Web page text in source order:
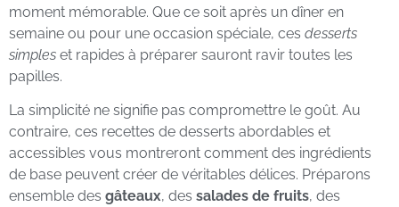
moment mémorable. Que ce soit après un dîner en
semaine ou pour une occasion spéciale, ces desserts
simples et rapides à préparer sauront ravir toutes les
papilles.
La simplicité ne signifie pas compromettre le goût. Au
contraire, ces recettes de desserts abordables et
accessibles vous montreront comment des ingrédients
de base peuvent créer de véritables délices. Préparons
ensemble des gâteaux, des salades de fruits, des